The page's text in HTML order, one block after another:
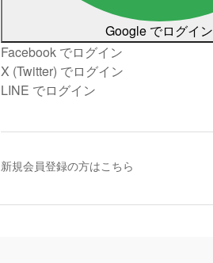
Google でログイン
Facebook でログイン
X (Twitter) でログイン
LINE でログイン
新規会員登録の方はこちら